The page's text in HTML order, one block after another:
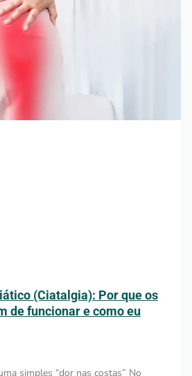
(Ciatalgia): Por que os
de funcionar e como eu
simples “dor nas costas” No